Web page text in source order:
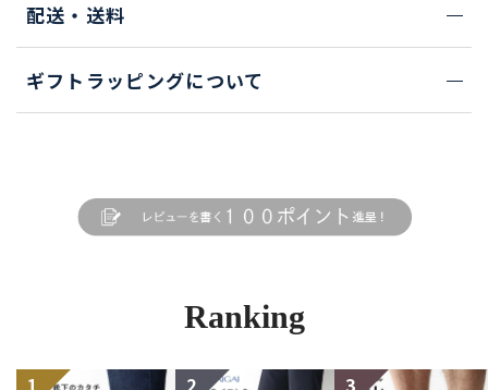
配送・送料
ギフトラッピングについて
Ranking